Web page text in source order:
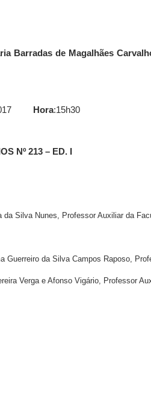
Barradas de Magalhães
2017 Hora:15h30
Nº 213 – ED. I
da Silva Nunes, Professor Auxiliar da
Guerreiro da Silva Campos Raposo,
Verga e Afonso Vigário, Professor